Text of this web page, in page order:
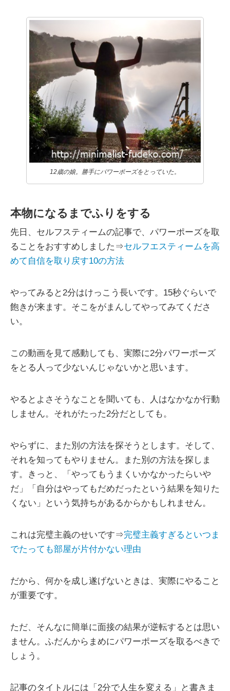
12歳の娘。勝手にパワーポーズをとっていた。
本物になるまでふりをする
先日、セルフスティームの記事で、パワーポーズを取
ることをおすすめしました⇒セルフエスティームを高
めて自信を取り戻す10の方法
やってみると2分はけっこう長いです。15秒ぐらいで
飽きが来ます。そこをがまんしてやってみてくださ
い。
この動画を見て感動しても、実際に2分パワーポーズ
をとる人って少ないんじゃないかと思います。
やるとよさそうなことを聞いても、人はなかなか行動
しません。それがたった2分だとしても。
やらずに、また別の方法を探そうとします。そして、
それを知ってもやりません。また別の方法を探しま
す。きっと、「やってもうまくいかなかったらいや
だ」「自分はやってもだめだったという結果を知りた
くない」という気持ちがあるからかもしれません。
これは完璧主義のせいです⇒完璧主義すぎるといつま
でたっても部屋が片付かない理由
だから、何かを成し遂げないときは、実際にやること
が重要です。
ただ、そんなに簡単に面接の結果が逆転するとは思い
ません。ふだんからまめにパワーポーズを取るべきで
しょう。
記事のタイトルには「2分で人生を変える」と書きま